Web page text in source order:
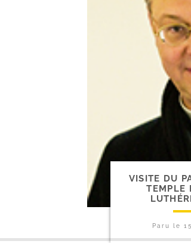
VISITE DU
TEMPLE
Paru le